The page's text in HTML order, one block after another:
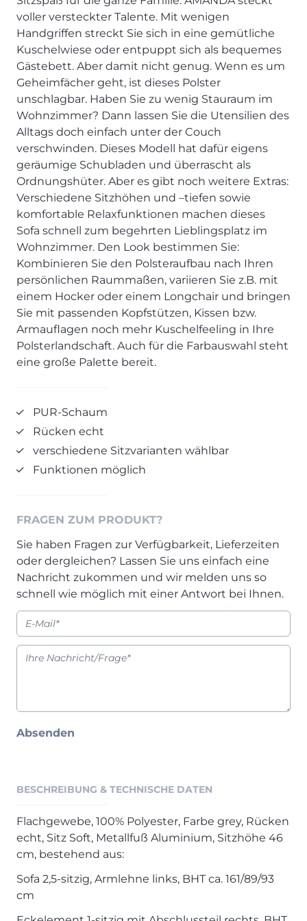
Bar- & Barhockersysteme
Beimöbel
Einzelstühle & Stuhlsysteme
Einzeltische & Tischsysteme
ALLES ANZEIGEN
SOFA, COUCH & CO.
2er Sofas & Funktionssofas
Systemgarnituren Leder
Systemgarnituren Stoff
Sessel & Hocker
ALLES ANZEIGEN
SCHLAFZIMMER
Kleiderschränke & Systeme
Polsterbetten & Boxspring
Einzelbetten & Futonbetten
Folie & Lack
ALLES ANZEIGEN
JUGENDZIMMER
PROSPEKTE & KATALOGE
Henders & Hazel Katalog
Henders & Hazel Prospekt
XOOON Lookbook
XOOON Prospekt
Wohnzimmer
KÜCHENTECHNIK
Dunstabzug im Kochfeld
Bora - The end of normal
Neff - Mehr Raum für Kreativität
Siemens - Intelligente Lösungen für dein Zuhause
Liebherr - hat den Kühlschrank zwar nicht neu erfunden.
Aber fast.
Naber - Für die perfekte Küche
Quooker – Der Wasserhahn, der alles kann
Systemceram - Das Geheimnis langlebiger
Küchenspülen
Villeroy & Boch - Design trifft auf Funktionalität
PROSPEKTE
Lebensraum Küche
Prisma Journal
KÜCHEN PROSPEKTE
Lebensraum Küche
Prisma Journal
KÜCHENTECHNIK
Neff - Mehr Raum für Kreativität
BORA - The end of normal
AKTIONEN
Der neue MDS Prospekt
25 Küchen zu Sonderkonditionen
SCHLAFZIMMER
ALLES ANZEIGEN
ESSZIMMER
ALLES ANZEIGEN
KÜCHE
ALLE ANZEIGEN
Historie & Philosophie
360° Rundgang
Kunden-Bewertungen
Über uns
UNSER SERVICE
Aufmaß-Service
Entsorgungs-Service
Finanzkauf-Service
Montage-Service
Interior Design Service
Newsletter-Anmeldung
SERVICES IM ÜBERBLICK
JOBS & KARRIERE
Auszubildende (m/w/d) - Kaufleute im Einzelhandel
Möbelverkäufer (m/w/d)
Marketing-Manager (m/w/d)
Küchenfachberater (m/w/d)
Wunsch-Liefertermin
voller versteckter Talente. Mit wenigen
Handgriffen streckt Sie sich in eine gemütliche
Kuschelwiese oder entpuppt sich als bequemes
Gästebett. Aber damit nicht genug. Wenn es um
Geheimfächer geht, ist dieses Polster
unschlagbar. Haben Sie zu wenig Stauraum im
Wohnzimmer? Dann lassen Sie die Utensilien des
Alltags doch einfach unter der Couch
verschwinden. Dieses Modell hat dafür eigens
geräumige Schubladen und überrascht als
Ordnungshüter. Aber es gibt noch weitere Extras:
Verschiedene Sitzhöhen und –tiefen sowie
komfortable Relaxfunktionen machen dieses
Sofa schnell zum begehrten Lieblingsplatz im
Wohnzimmer. Den Look bestimmen Sie:
Kombinieren Sie den Polsteraufbau nach Ihren
persönlichen Raummaßen, variieren Sie z.B. mit
einem Hocker oder einem Longchair und bringen
Sie mit passenden Kopfstützen, Kissen bzw.
Armauflagen noch mehr Kuschelfeeling in Ihre
Polsterlandschaft. Auch für die Farbauswahl steht
eine große Palette bereit.
PUR-Schaum
Rücken echt
verschiedene Sitzvarianten wählbar
Funktionen möglich
FRAGEN ZUM PRODUKT?
Sie haben Fragen zur Verfügbarkeit, Lieferzeiten
oder dergleichen? Lassen Sie uns einfach eine
Nachricht zukommen und wir melden uns so
schnell wie möglich mit einer Antwort bei Ihnen.
Absenden
BESCHREIBUNG & TECHNISCHE DATEN
Flachgewebe, 100% Polyester, Farbe grey, Rücken
echt, Sitz Soft, Metallfuß Aluminium, Sitzhöhe 46
cm, bestehend aus:
Sofa 2,5-sitzig, Armlehne links, BHT ca. 161/89/93
cm